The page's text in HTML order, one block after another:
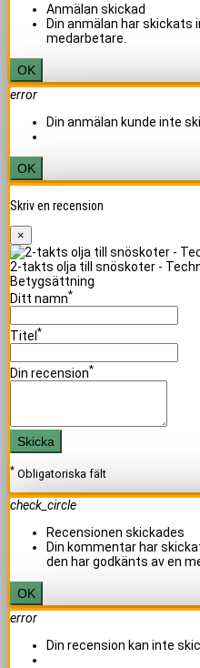
Anmälan skickad
Din anmälan har skickats
medarbetare.
OK
error
Din anmälan kunde inte
OK
Skriv en recension
×
2-takts olja till snöskoter -
Betygsättning
Ditt namn*
Titel *
Din recension*
Skicka
* Obligatoriska fält
check_circle
Recensionen skickades
Din kommentar har
den har godkänts av en
OK
error
Din recension kan inte